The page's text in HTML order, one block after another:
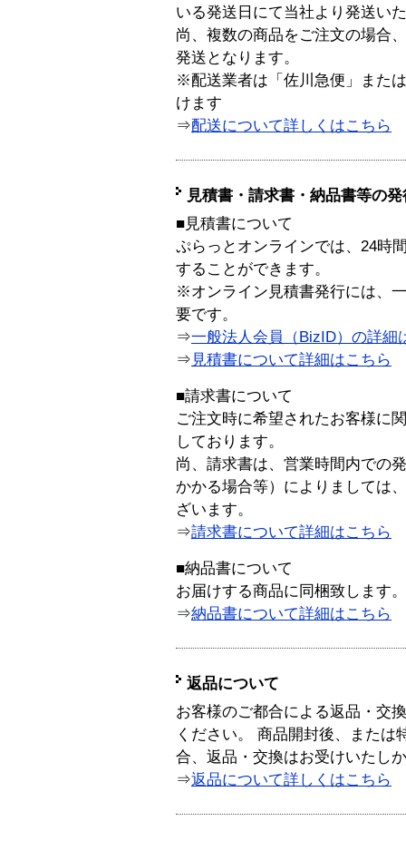
いる発送日にて当社より発送い
尚、複数の商品をご注文の場合
発送となります。
※配送業者は「佐川急便」また
けます
⇒配送について詳しくはこちら
見積書・請求書・納品書等の
■見積書について
ぷらっとオンラインでは、24時
することができます。
※オンライン見積書発行には、
要です。
⇒一般法人会員（BizID）の詳細
⇒ 見積書について詳細はこちら
■請求書について
ご注文時に希望されたお客様に
しております。
尚、請求書は、営業時間内での
かかる場合等）によりましては
ざいます。
⇒請求書について詳細はこちら
■納品書について
お届けする商品に同梱致します。
⇒納品書について詳細はこちら
返品について
お客様のご都合による返品・交
ください。 商品開封後、または
合、返品・交換はお受けいたし
⇒返品について詳しくはこちら